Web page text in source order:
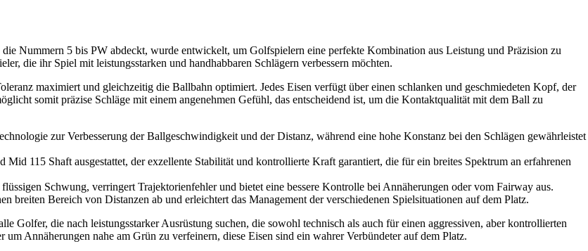
Nummern 5 bis PW abdeckt, wurde entwickelt, um Golfspielern eine perfekte Kombination aus Leistung und Präzision zu
die ihr Spiel mit leistungsstarken und handhabbaren Schlägern verbessern möchten.
maximiert und gleichzeitig die Ballbahn optimiert. Jedes Eisen verfügt über einen schlanken und geschmiedeten Kopf, der
somit präzise Schläge mit einem angenehmen Gefühl, das entscheidend ist, um die Kontaktqualität mit dem Ball zu
zur Verbesserung der Ballgeschwindigkeit und der Distanz, während eine hohe Konstanz bei den Schlägen gewährleistet
115 Shaft ausgestattet, der exzellente Stabilität und kontrollierte Kraft garantiert, die für ein breites Spektrum an erfahrenen
Schwung, verringert Trajektorienfehler und bietet eine bessere Kontrolle bei Annäherungen oder vom Fairway aus.
breiten Bereich von Distanzen ab und erleichtert das Management der verschiedenen Spielsituationen auf dem Platz.
die nach leistungsstarker Ausrüstung suchen, die sowohl technisch als auch für einen aggressiven, aber kontrollierten
Annäherungen nahe am Grün zu verfeinern, diese Eisen sind ein wahrer Verbündeter auf dem Platz.